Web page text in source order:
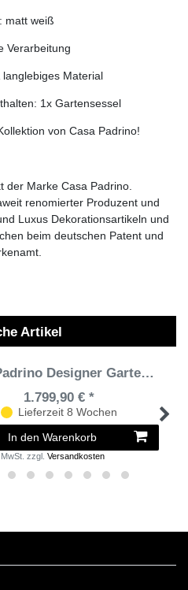
matt weiß
Verarbeitung
langlebiges Material
1x Gartensessel
von Casa Padrino!
der Marke Casa Padrino.
renomierter Produzent und
Luxus Dekorationsartikeln und
beim deutschen Patent und
Artikel
Casa Padrino Designer Gartensessel Antik Grau 100 x 110 x H. 70 cm - Wetterbeständiger Garten Terrassen Sessel - Hotel Möbel - Luxus Qualität
1.799,90 € *
Lieferzeit 8 Wochen
In den Warenkorb
zzgl.Versandkosten